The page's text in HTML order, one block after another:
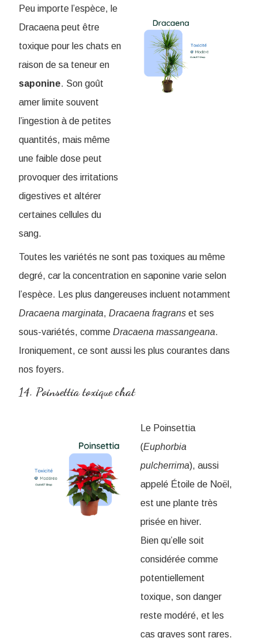
Peu importe l’espèce, le
Dracaena peut être
toxique pour les chats en
raison de sa teneur en
saponine. Son goût
amer limite souvent
l’ingestion à de petites
quantités, mais même
une faible dose peut
provoquer des irritations
digestives et altérer
certaines cellules du
sang.
Toutes les variétés ne sont pas toxiques au même
degré, car la concentration en saponine varie selon
l’espèce. Les plus dangereuses incluent notamment
Dracaena marginata, Dracaena fragrans et ses
sous-variétés, comme Dracaena massangeana.
Ironiquement, ce sont aussi les plus courantes dans
nos foyers.
14. Poinsettia toxique chat
Le Poinsettia
(Euphorbia
pulcherrima), aussi
appelé Étoile de Noël,
est une plante très
prisée en hiver.
Bien qu’elle soit
considérée comme
potentiellement
toxique, son danger
reste modéré, et les
cas graves sont rares.